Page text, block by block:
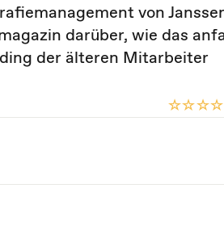
von
darüber, wie das
der älteren Mitarbeiter